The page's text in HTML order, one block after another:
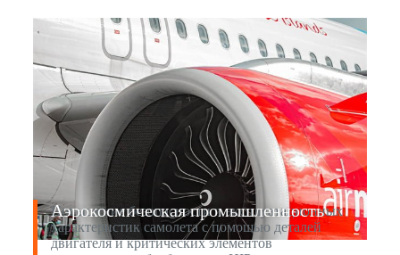
Аэрокосмическая промышленность
Повышение безопасности и эксплуатационных
характеристик самолета с помощью деталей
двигателя и критических элементов